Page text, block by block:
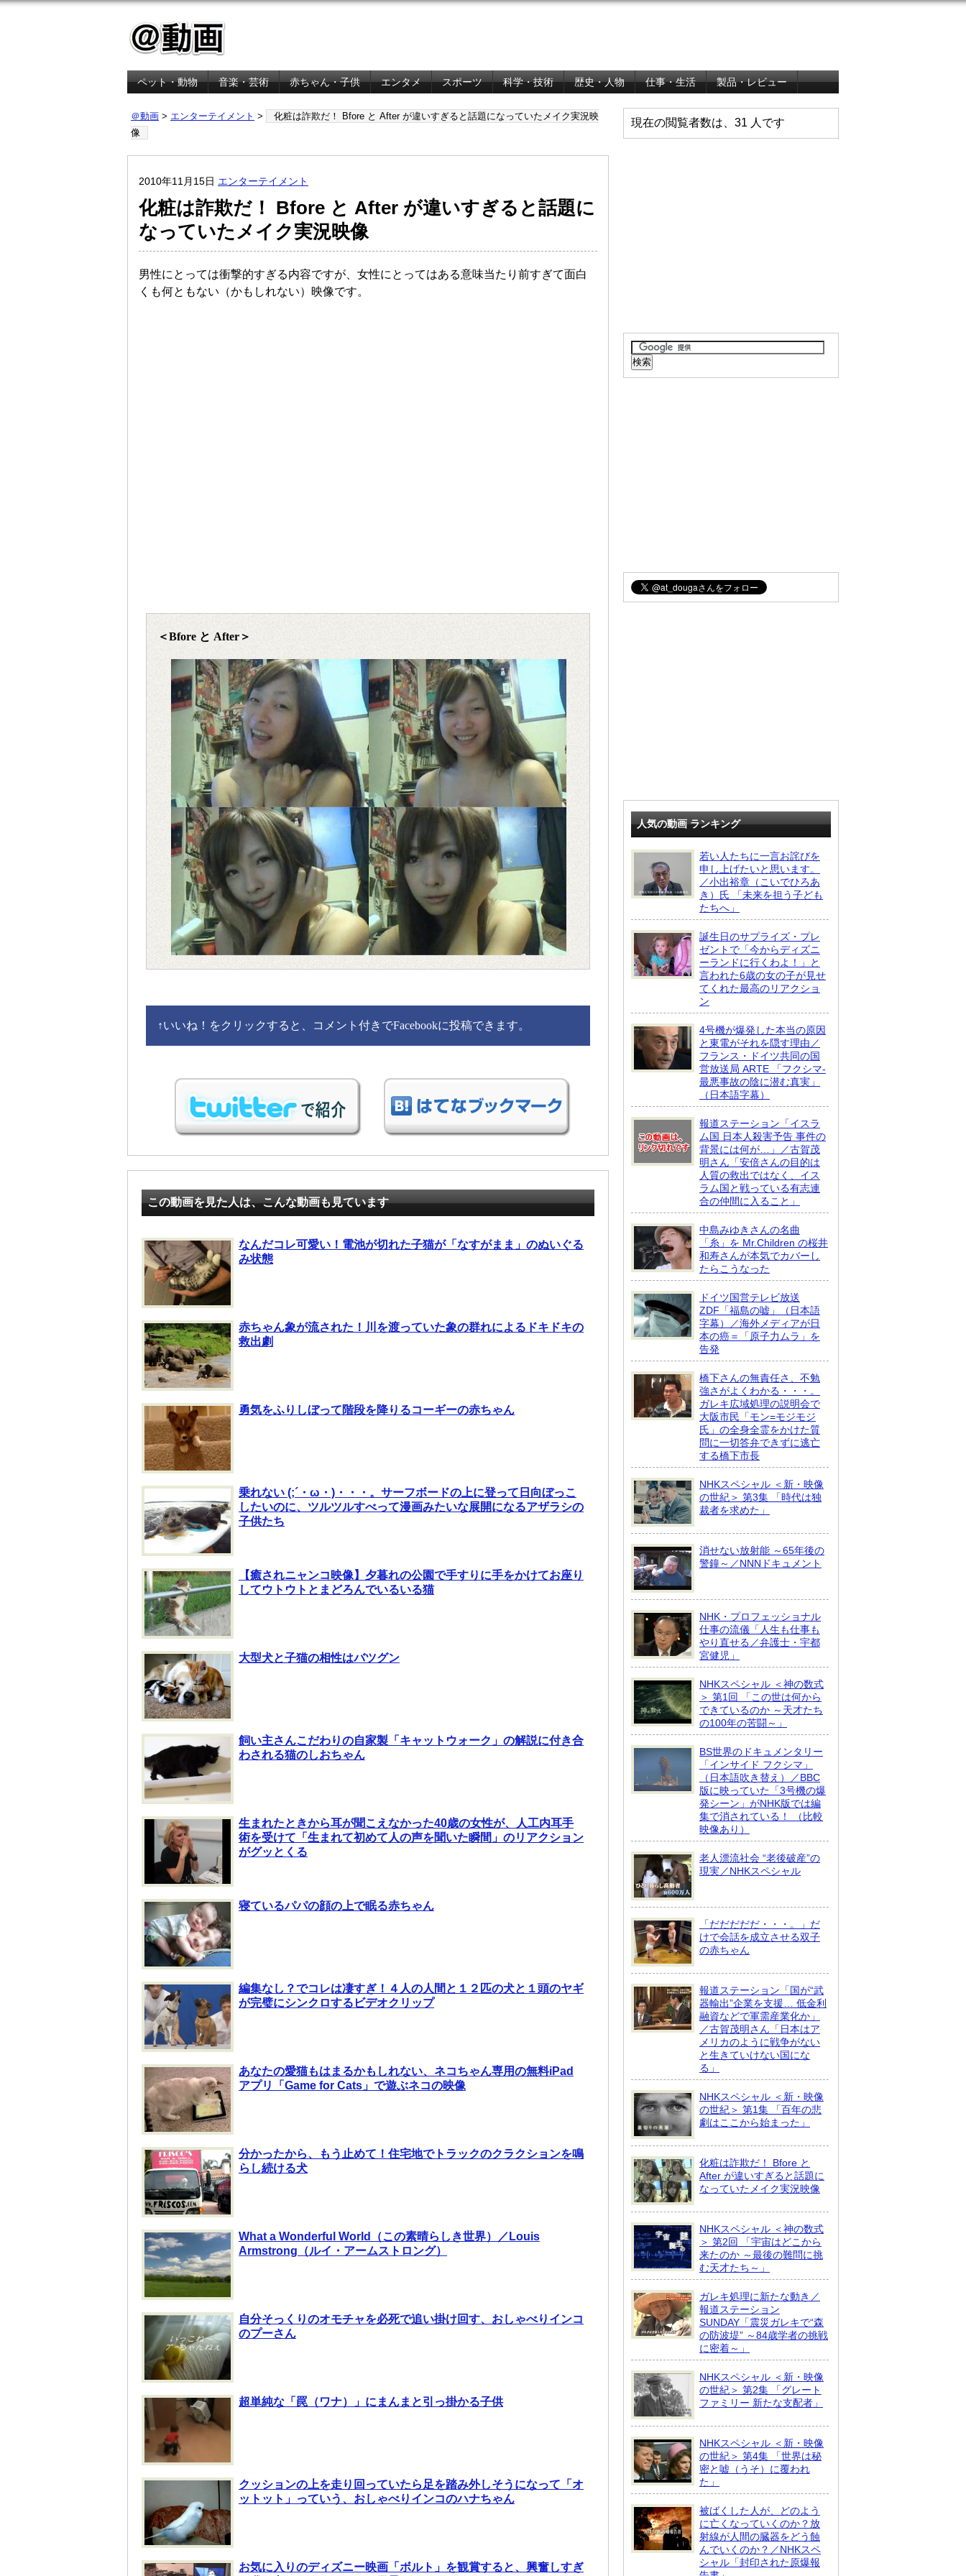
ペット・動物 音楽・芸術 赤ちゃん・子供 エンタメ スポーツ 科学・技術 歴史・人物 仕事・生活
製品・レビュー
＠動画 > エンターテイメント >
化粧は詐欺だ！ Bfore と After が違いすぎると話題になっていたメイク実況映
像
2010年11月15日 エンターテイメント
化粧は詐欺だ！ Bfore と After が違いすぎると話題に
なっていたメイク実況映像
男性にとっては衝撃的すぎる内容ですが、女性にとってはある意味当たり前すぎて面白
くも何ともない（かもしれない）映像です。
＜Bfore と After＞
↑いいね！をクリックすると、コメント付きでFacebookに投稿できます。
この動画を見た人は、こんな動画も見ています
なんだコレ可愛い！電池が切れた子猫が「なすがまま」のぬいぐる
み状態
赤ちゃん象が流された！川を渡っていた象の群れによるドキドキの
救出劇
勇気をふりしぼって階段を降りるコーギーの赤ちゃん
乗れない (;´・ω・)・・・。サーフボードの上に登って日向ぼっこ
したいのに、ツルツルすべって漫画みたいな展開になるアザラシの
子供たち
【癒されニャンコ映像】夕暮れの公園で手すりに手をかけてお座り
してウトウトとまどろんでいるいる猫
大型犬と子猫の相性はバツグン
飼い主さんこだわりの自家製「キャットウォーク」の解説に付き合
わされる猫のしおちゃん
生まれたときから耳が聞こえなかった40歳の女性が、人工内耳手
術を受けて「生まれて初めて人の声を聞いた瞬間」のリアクション
がグッとくる
寝ているパパの顔の上で眠る赤ちゃん
編集なし？でコレは凄すぎ！４人の人間と１２匹の犬と１頭のヤギ
が完璧にシンクロするビデオクリップ
あなたの愛猫もはまるかもしれない、ネコちゃん専用の無料iPad
アプリ「Game for Cats」で遊ぶネコの映像
分かったから、もう止めて！住宅地でトラックのクラクションを鳴
らし続ける犬
What a Wonderful World（この素晴らしき世界）／Louis
Armstrong（ルイ・アームストロング）
自分そっくりのオモチャを必死で追い掛け回す、おしゃべりインコ
のプーさん
超単純な「罠（ワナ）」にまんまと引っ掛かる子供
クッションの上を走り回っていたら足を踏み外しそうになって「オ
ットット」っていう、おしゃべりインコのハナちゃん
お気に入りのディズニー映画「ボルト」を観賞すると、興奮しすぎ
現在の閲覧者数は、31 人です
人気の動画 ランキング
若い人たちに一言お詫びを
申し上げたいと思います。
／小出裕章（こいでひろあ
き）氏 「未来を担う子ども
たちへ」
誕生日のサプライズ・プレ
ゼントで「今からディズニ
ーランドに行くわよ！」と
言われた6歳の女の子が見せ
てくれた最高のリアクショ
ン
4号機が爆発した本当の原因
と東電がそれを隠す理由／
フランス・ドイツ共同の国
営放送局 ARTE 「フクシマ-
最悪事故の陰に潜む真実」
（日本語字幕）
報道ステーション「イスラ
ム国 日本人殺害予告 事件の
背景には何が…」／古賀茂
明さん「安倍さんの目的は
人質の救出ではなく、イス
ラム国と戦っている有志連
合の仲間に入ること」
中島みゆきさんの名曲
「糸」を Mr.Children の桜井
和寿さんが本気でカバーし
たらこうなった
ドイツ国営テレビ放送
ZDF「福島の嘘」（日本語
字幕）／海外メディアが日
本の癌＝「原子力ムラ」を
告発
橋下さんの無責任さ、不勉
強さがよくわかる・・・。
ガレキ広域処理の説明会で
大阪市民「モン=モジモジ
氏」の全身全霊をかけた質
問に一切答弁できずに逃亡
する橋下市長
NHKスペシャル ＜新・映像
の世紀＞ 第3集 「時代は独
裁者を求めた」
消せない放射能 ～65年後の
警鐘～／NNNドキュメント
NHK・プロフェッショナル
仕事の流儀「人生も仕事も
やり直せる／弁護士・宇都
宮健児」
NHKスペシャル ＜神の数式
＞ 第1回 「この世は何から
できているのか ～天才たち
の100年の苦闘～」
BS世界のドキュメンタリー
「インサイド フクシマ」
（日本語吹き替え）／BBC
版に映っていた「3号機の爆
発シーン」がNHK版では編
集で消されている！ （比較
映像あり）
老人漂流社会 “老後破産”の
現実／NHKスペシャル
「だだだだだ・・・。」だ
けで会話を成立させる双子
の赤ちゃん
報道ステーション「国が“武
器輸出”企業を支援… 低金利
融資などで軍需産業化か」
／古賀茂明さん「日本はア
メリカのように戦争がない
と生きていけない国にな
る」
NHKスペシャル ＜新・映像
の世紀＞ 第1集 「百年の悲
劇はここから始まった」
化粧は詐欺だ！ Bfore と
After が違いすぎると話題に
なっていたメイク実況映像
NHKスペシャル ＜神の数式
＞ 第2回 「宇宙はどこから
来たのか ～最後の難問に挑
む天才たち～」
ガレキ処理に新たな動き／
報道ステーション
SUNDAY「震災ガレキで“森
の防波堤” ～84歳学者の挑戦
に密着～」
NHKスペシャル ＜新・映像
の世紀＞ 第2集 「グレート
ファミリー 新たな支配者」
NHKスペシャル ＜新・映像
の世紀＞ 第4集 「世界は秘
密と嘘（うそ）に覆われ
た」
被ばくした人が、どのよう
に亡くなっていくのか？放
射線が人間の臓器をどう蝕
んでいくのか？／NHKスペ
シャル「封印された原爆報